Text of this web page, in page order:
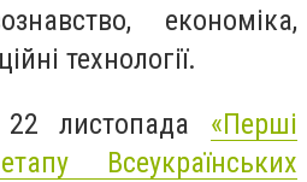
економіка,
технології.
22 листопада «Перші
Всеукраїнських